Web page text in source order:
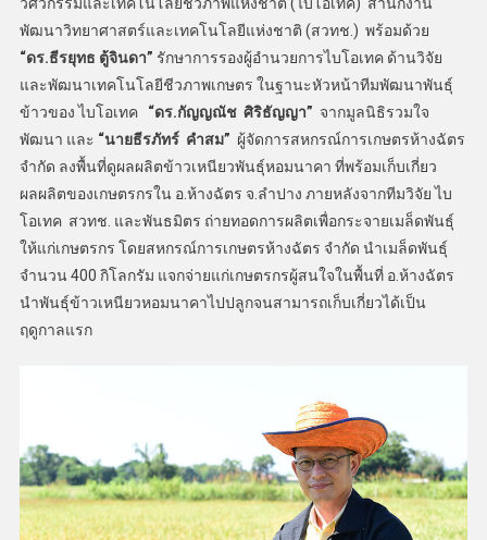
พัฒนาวิทยาศาสตร์และเทคโนโลยีแห่งชาติ (สวทช.) พร้อมด้วย
“ดร.ธีรยุทธ ตู้จินดา” รักษาการรองผู้อำนวยการไบโอเทค ด้านวิจัย
และพัฒนาเทคโนโลยีชีวภาพเกษตร ในฐานะหัวหน้าทีมพัฒนาพันธุ์
ข้าวของ ไบโอเทค “ดร.กัญญณัช ศิริธัญญา” จากมูลนิธิรวมใจ
พัฒนา และ “นายธีรภัทร์ คำสม” ผู้จัดการสหกรณ์การเกษตรห้างฉัตร
จำกัด ลงพื้นที่ดูผลผลิตข้าวเหนียวพันธุ์หอมนาคา ที่พร้อมเก็บเกี่ยว
ผลผลิตของเกษตรกรใน อ.ห้างฉัตร จ.ลำปาง ภายหลังจากทีมวิจัย ไบ
โอเทค สวทช. และพันธมิตร ถ่ายทอดการผลิตเพื่อกระจายเมล็ดพันธุ์
ให้แก่เกษตรกร โดยสหกรณ์การเกษตรห้างฉัตร จำกัด นำเมล็ดพันธุ์
จำนวน 400 กิโลกรัม แจกจ่ายแก่เกษตรกรผู้สนใจในพื้นที่ อ.ห้างฉัตร
นำพันธุ์ข้าวเหนียวหอมนาคาไปปลูกจนสามารถเก็บเกี่ยวได้เป็น
ฤดูกาลแรก